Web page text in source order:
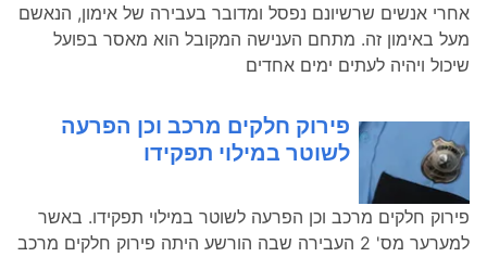
אחרי אנשים שרשיונם נפסל ומדובר בעבירה של אימון, הנאשם
מעל באימון זה. מתחם הענישה המקובל הוא מאסר בפועל
שיכול ויהיה לעתים ימים אחדים
פירוק חלקים מרכב וכן הפרעה
לשוטר במילוי תפקידו
פירוק חלקים מרכב וכן הפרעה לשוטר במילוי תפקידו. באשר
למערער מס' 2 העבירה שבה הורשע היתה פירוק חלקים מרכב